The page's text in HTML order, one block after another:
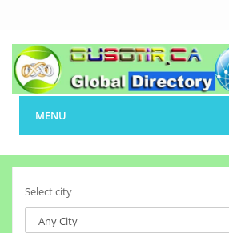
MENU
Select city